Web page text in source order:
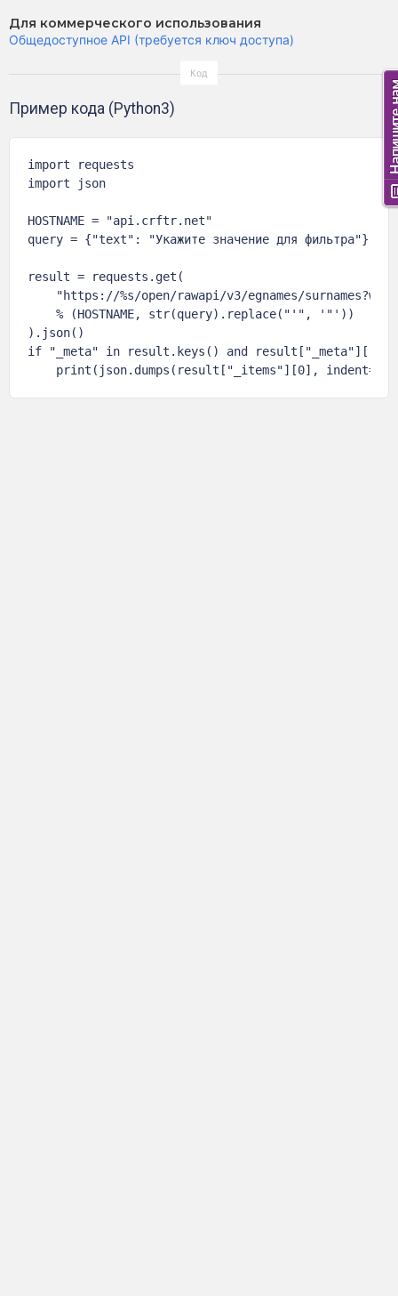
Для коммерческого использования
Общедоступное API (требуется ключ доступа)
Пример кода (Python3)
import requests
import json
HOSTNAME = "api.crftr.net"
query = {"text": "Укажите значение для фильтра"}
result = requests.get(
"https://%s/open/rawapi/v3/egnames/
    % (HOSTNAME, str(query).replace("'", '"'))
).json()
if "_meta" in result.keys() and
print(json.dumps(result["_items"][0], indent=4,